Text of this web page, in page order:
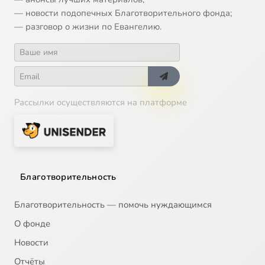
14
15
16 Дивеево (ТК Глас)
19
21
— новости подопечных Благотворительного фонда;
— разговор о жизни по Евангелию.
Рассылки осуществляются на платформе
Благотворительность
Благотворительность — помочь нуждающимся
О фонде
Новости
Отчёты